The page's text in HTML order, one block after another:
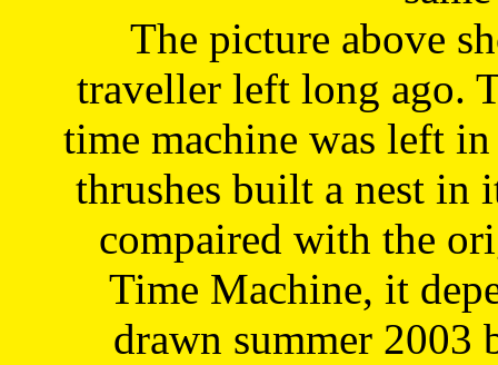
The picture above
traveller left long ago.
time machine was left
thrushes built a nest in
compaired with the
Time Machine, it
drawn summer 2003